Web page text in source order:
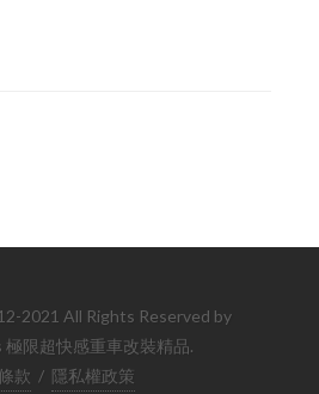
2021 All Rights Reserved by
限超快感重車改裝精品.
款 / 隱私權政策